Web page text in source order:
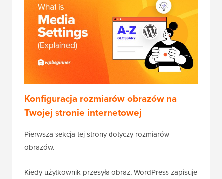
Konfiguracja rozmiarów obrazów na
Twojej stronie internetowej
Pierwsza sekcja tej strony dotyczy rozmiarów
obrazów.
Kiedy użytkownik przesyła obraz, WordPress zapisuje